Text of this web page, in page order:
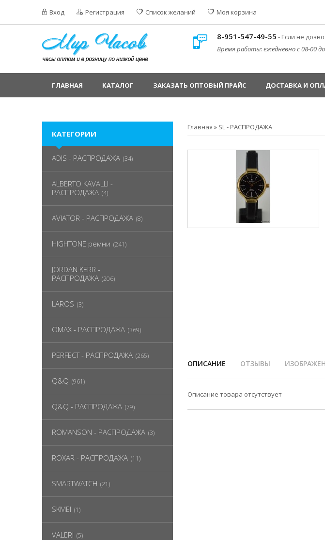
Вход Регистрация Список желаний Моя корзина
8-951-547-49-55 - Если не
Время работы: ежедневно с 08-00
ГЛАВНАЯ КАТАЛОГ ЗАКАЗАТЬ ОПТОВЫЙ ПРАЙС ДОСТАВКА И
Главная » SL - РАСПРОДАЖА
ОПИСАНИЕ ОТЗЫВЫ
Описание товара отсутствует
КАТЕГОРИИ
ADIS - РАСПРОДАЖА (34)
ALBERTO KAVALLI -
РАСПРОДАЖА (4)
AVIATOR - РАСПРОДАЖА (8)
HIGHTONE ремни (241)
JORDAN KERR -
РАСПРОДАЖА (206)
LAROS (3)
OMAX - РАСПРОДАЖА (369)
PERFECT - РАСПРОДАЖА (265)
Q&Q (961)
Q&Q - РАСПРОДАЖА (79)
ROMANSON - РАСПРОДАЖА (3)
ROXAR - РАСПРОДАЖА (11)
SMARTWATCH (21)
SKMEI (1)
VALERI (5)